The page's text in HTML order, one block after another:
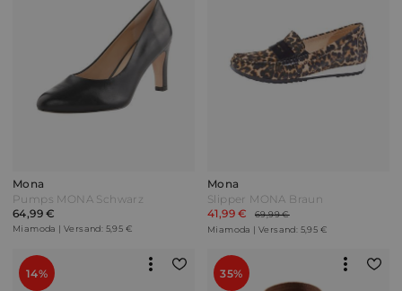
Mona
Pumps MONA Schwarz
64,99 €
Miamoda | Versand: 5,95 €
Mona
Slipper MONA Braun
41,99 €
69,99 €
Miamoda | Versand: 5,95 €
14% 35%